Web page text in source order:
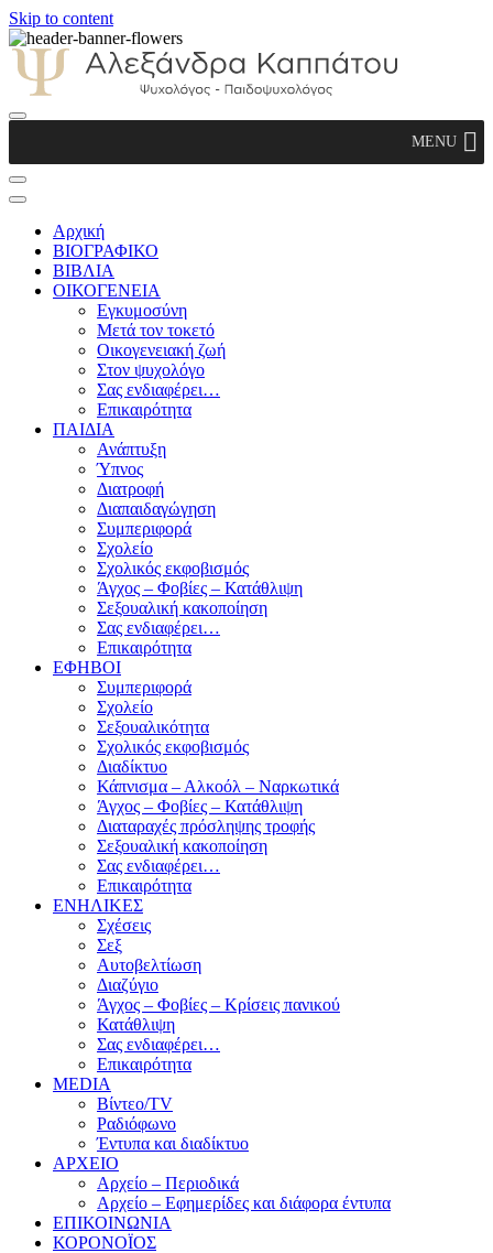
Skip to content
Παιδοψυχολόγος
MENU
Αρχική
ΒΙΟΓΡΑΦΙΚΟ
ΒΙΒΛΙΑ
ΟΙΚΟΓΕΝΕΙΑ
Εγκυμοσύνη
Μετά τον τοκετό
Οικογενειακή ζωή
Στον ψυχολόγο
Σας ενδιαφέρει…
Επικαιρότητα
ΠΑΙΔΙΑ
Ανάπτυξη
Ύπνος
Διατροφή
Διαπαιδαγώγηση
Συμπεριφορά
Σχολείο
Σχολικός εκφοβισμός
Άγχος – Φοβίες – Κατάθλιψη
Σεξουαλική κακοποίηση
Σας ενδιαφέρει…
Επικαιρότητα
ΕΦΗΒΟΙ
Συμπεριφορά
Σχολείο
Σεξουαλικότητα
Σχολικός εκφοβισμός
Διαδίκτυο
Κάπνισμα – Αλκοόλ – Ναρκωτικά
Άγχος – Φοβίες – Κατάθλιψη
Διαταραχές πρόσληψης τροφής
Σεξουαλική κακοποίηση
Σας ενδιαφέρει…
Επικαιρότητα
ΕΝΗΛΙΚΕΣ
Σχέσεις
Σεξ
Αυτοβελτίωση
Διαζύγιο
Άγχος – Φοβίες – Κρίσεις πανικού
Κατάθλιψη
Σας ενδιαφέρει…
Επικαιρότητα
MEDIA
Βίντεο/TV
Ραδιόφωνο
Έντυπα και διαδίκτυο
ΑΡΧΕΙΟ
Αρχείο – Περιοδικά
Αρχείο – Εφημερίδες και διάφορα έντυπα
ΕΠΙΚΟΙΝΩΝΙΑ
ΚΟΡΟΝΟΪΟΣ